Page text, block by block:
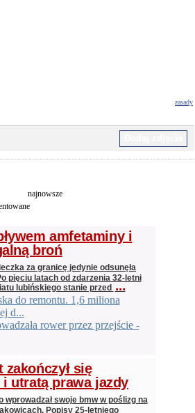
zasady
najnowsze
amfetaminy i
broń
za granicę jedynie odsunęła
pięciu latach od zdarzenia 32-letni
lubińskiego stanie przed ...
do remontu. 1,6 miliona
d...
rower przez przejście -
się
i utratą prawa jazdy
wprowadzał swoje bmw w poślizg na
Popisy 25-letniego